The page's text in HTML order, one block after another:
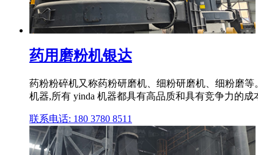
药用磨粉机银达
药粉粉碎机又称药粉研磨机、细粉研磨机、细粉磨
机器,所有 yinda 机器都具有高品质和具有竞争力的成
联系电话: 180 3780 8511